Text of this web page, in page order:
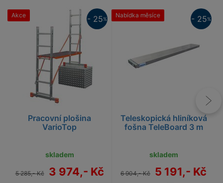
Pracovní plošina
VarioTop
Akce
skladem
5 285,- Kč 3 974,- Kč
- 25%
Teleskopická hliníková
fošna TeleBoard 3 m
Nabídka měsíce
skladem
6 904,- Kč 5 191,- Kč
- 25%